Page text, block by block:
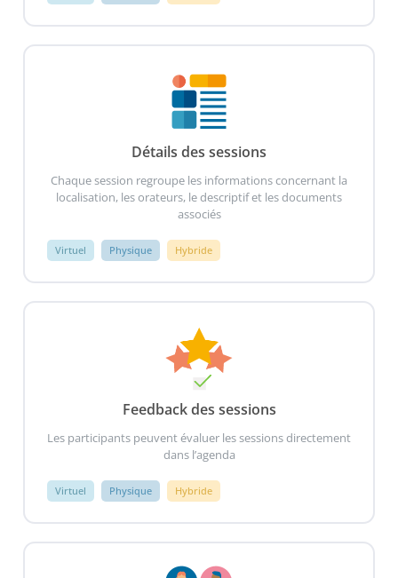
Détails des sessions
Chaque session regroupe les informations concernant la
localisation, les orateurs, le descriptif et les documents
associés
Virtuel Physique Hybride
Feedback des sessions
Les participants peuvent évaluer les sessions directement
dans l’agenda
Virtuel Physique Hybride